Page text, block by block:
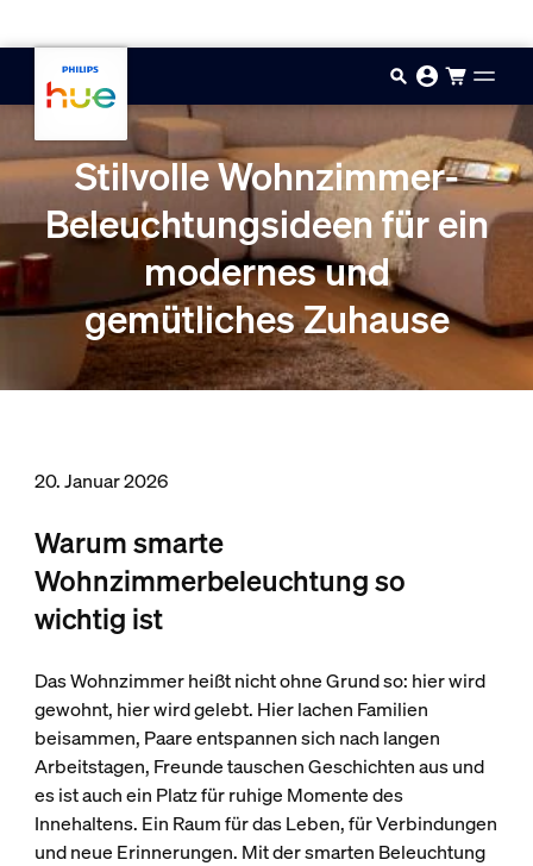
Stilvolle Wohnzimmer-
Beleuchtungsideen für ein
modernes und
gemütliches Zuhause
20. Januar 2026
Warum smarte
Wohnzimmerbeleuchtung so
wichtig ist
Das Wohnzimmer heißt nicht ohne Grund so: hier wird
gewohnt, hier wird gelebt. Hier lachen Familien
beisammen, Paare entspannen sich nach langen
Arbeitstagen, Freunde tauschen Geschichten aus und
es ist auch ein Platz für ruhige Momente des
Innehaltens. Ein Raum für das Leben, für Verbindungen
und neue Erinnerungen. Mit der smarten Beleuchtung